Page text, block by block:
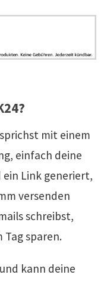
mit einem
einfach deine
Link generiert,
versenden
schreibst,
Tag sparen.
kann deine